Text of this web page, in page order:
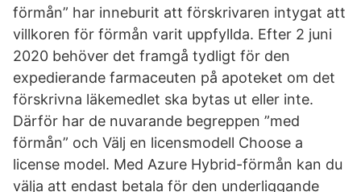
förmån” har inneburit att förskrivaren intygat att
villkoren för förmån varit uppfyllda. Efter 2 juni
2020 behöver det framgå tydligt för den
expedierande farmaceuten på apoteket om det
förskrivna läkemedlet ska bytas ut eller inte.
Därför har de nuvarande begreppen ”med
förmån” och Välj en licensmodell Choose a
license model. Med Azure Hybrid-förmån kan du
välja att endast betala för den underliggande